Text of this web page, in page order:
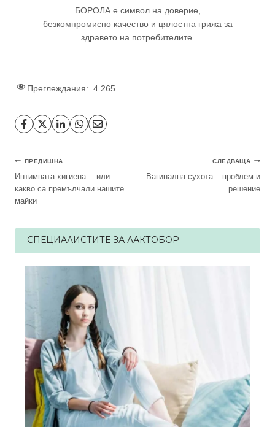
БОРОЛА е символ на доверие,
безкомпромисно качество и цялостна грижа за
здравето на потребителите.
Преглеждания: 4 265
Навигация
ПРЕДИШНА
Интимната хигиена… или
какво са премълчали нашите
майки
СЛЕДВАЩА
Вагинална сухота – проблем и
решение
СПЕЦИАЛИСТИТЕ ЗА ЛАКТОБОР